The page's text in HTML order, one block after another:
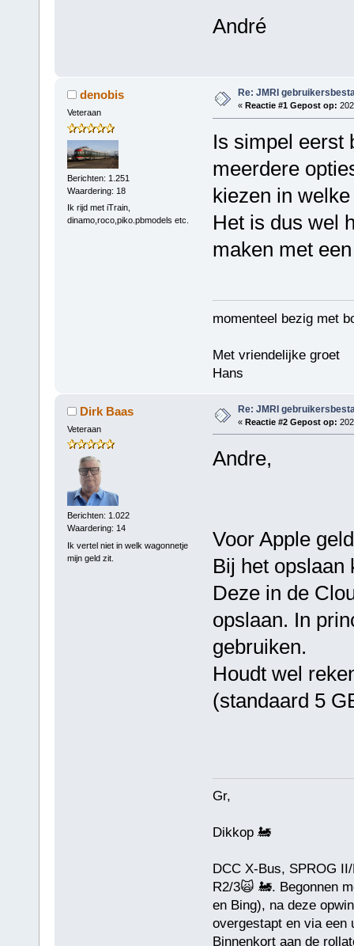
André
denobis
Veteraan
Berichten: 1.251
Waardering: 18
Ik rijd met iTrain,
dinamo,roco,piko.pbmodels etc.
Re: JMRI
« Reactie #1 Gepost op:
Is simpel eerst
meerdere
kiezen in
Het is dus wel
maken met
momenteel bezig met
Met vriendelijke groet
Hans
Dirk Baas
Veteraan
Berichten: 1.022
Waardering: 14
Ik vertel niet in welk wagonnetje
mijn geld zit.
Re: JMRI
« Reactie #2 Gepost op:
Andre,
Voor Apple
Bij het opslaan
Deze in de
opslaan. In
gebruiken.
Houdt wel
(standaard 5
Gr,
Dikkop 🚂
DCC X-Bus, SPROG
R2/3🙀 🚂. Begonnen
en Bing), na deze
overgestapt en via een
Binnenkort aan de